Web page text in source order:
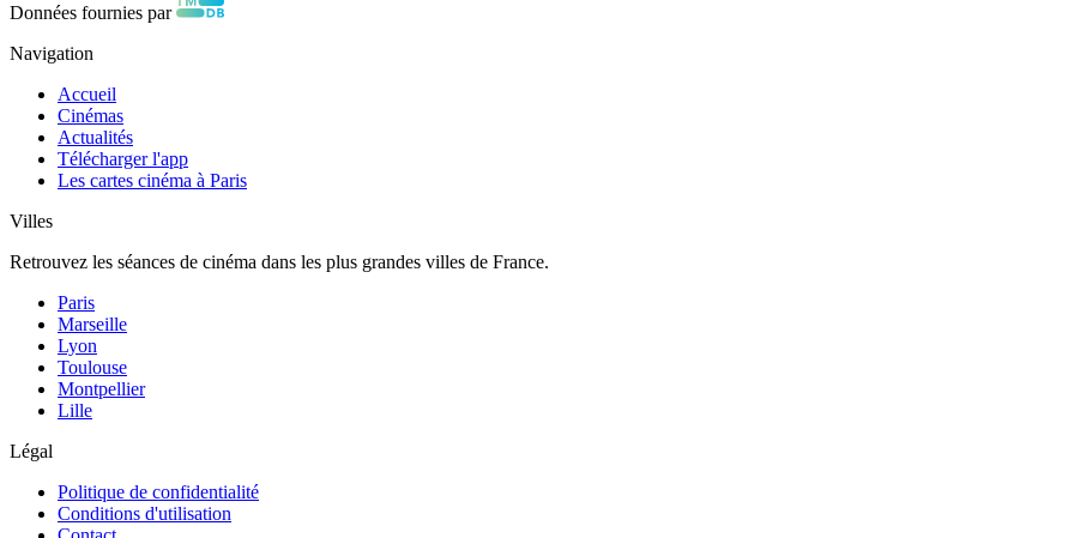
Données fournies par
Navigation
Accueil
Cinémas
Actualités
Télécharger l'app
Les cartes cinéma à Paris
Villes
Retrouvez les séances de cinéma dans les plus grandes villes de France.
Paris
Marseille
Lyon
Toulouse
Montpellier
Lille
Légal
Politique de confidentialité
Conditions d'utilisation